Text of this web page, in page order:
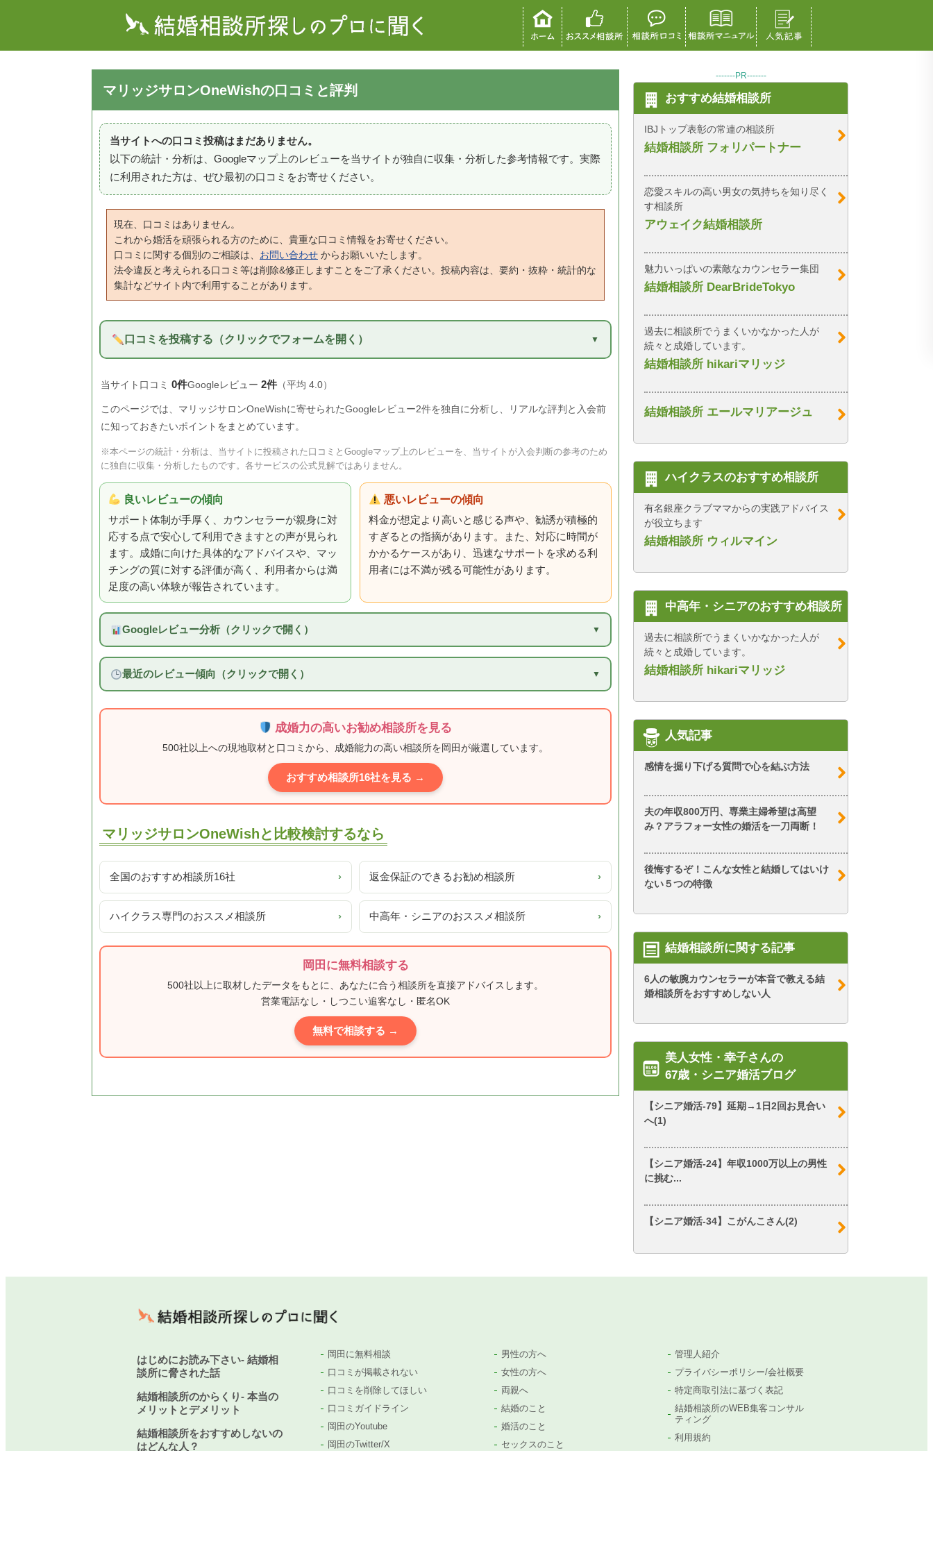
マリッジサロンOneWishの口コミと評判
当サイトへの口コミ投稿はまだありません。
以下の統計・分析は、Googleマップ上のレビューを当サイトが独自に収集・分析した参考情報です。実際
に利用された方は、ぜひ最初の口コミをお寄せください。
現在、口コミはありません。
これから婚活を頑張られる方のために、貴重な口コミ情報をお寄せください。
口コミに関する個別のご相談は、 お問い合わせ からお願いいたします。
法令違反と考えられる口コミ等は削除&修正しますことをご了承ください。投稿内容は、要約・抜粋・統計的な
集計などサイト内で利用することがあります。
口コミを投稿する（クリックでフォームを開く）
当サイト口コミ 0件Googleレビュー 2件 （平均 4.0）
このページでは、マリッジサロンOneWishに寄せられたGoogleレビュー2件を独自に分析し、リアルな評判と入会前
に知っておきたいポイントをまとめています。
※本ページの統計・分析は、当サイトに投稿された口コミとGoogleマップ上のレビューを、当サイトが入会判断の参考のため
に独自に収集・分析したものです。各サービスの公式見解ではありません。
良いレビューの傾向
サポート体制が手厚く、カウンセラーが親身に対
応する点で安心して利用できますとの声が見られ
ます。成婚に向けた具体的なアドバイスや、マッ
チングの質に対する評価が高く、利用者からは満
足度の高い体験が報告されています。
悪いレビューの傾向
料金が想定より高いと感じる声や、勧誘が積極的
すぎるとの指摘があります。また、対応に時間が
かかるケースがあり、迅速なサポートを求める利
用者には不満が残る可能性があります。
Googleレビュー分析（クリックで開く）
最近のレビュー傾向（クリックで開く）
成婚力の高いお勧め相談所を見る
500社以上への現地取材と口コミから、成婚能力の高い相談所を岡田が厳選しています。
おすすめ相談所16社を見る →
マリッジサロンOneWishと比較検討するなら
全国のおすすめ相談所16社 › 返金保証のできるお勧め相談所 ›
ハイクラス専門のおススメ相談所 › 中高年・シニアのおススメ相談所 ›
岡田に無料相談する
500社以上に取材したデータをもとに、あなたに合う相談所を直接アドバイスします。
営業電話なし・しつこい追客なし・匿名OK
無料で相談する →
-------PR-------
おすすめ結婚相談所
IBJトップ表彰の常連の相談所
結婚相談所 フォリパートナー
恋愛スキルの高い男女の気持ちを知り尽く
す相談所
アウェイク結婚相談所
魅力いっぱいの素敵なカウンセラー集団
結婚相談所 DearBrideTokyo
過去に相談所でうまくいかなかった人が
続々と成婚しています。
結婚相談所 hikariマリッジ
結婚相談所 エールマリアージュ
ハイクラスのおすすめ相談所
有名銀座クラブママからの実践アドバイス
が役立ちます
結婚相談所 ウィルマイン
中高年・シニアのおすすめ相談所
過去に相談所でうまくいかなかった人が
続々と成婚しています。
結婚相談所 hikariマリッジ
人気記事
感情を掘り下げる質問で心を結ぶ方法
夫の年収800万円、専業主婦希望は高望
み？アラフォー女性の婚活を一刀両断！
後悔するぞ！こんな女性と結婚してはいけ
ない５つの特徴
結婚相談所に関する記事
6人の敏腕カウンセラーが本音で教える結
婚相談所をおすすめしない人
美人女性・幸子さんの
67歳・シニア婚活ブログ
【シニア婚活-79】延期→1日2回お見合い
へ(1)
【シニア婚活-24】年収1000万以上の男性
に挑む...
【シニア婚活-34】こがんこさん(2)
はじめにお読み下さい- 結婚相
談所に脅された話
結婚相談所のからくり- 本当の
メリットとデメリット
結婚相談所をおすすめしないの
はどんな人？
岡田に無料相談
口コミが掲載されない
口コミを削除してほしい
口コミガイドライン
岡田のYoutube
岡田のTwitter/X
男性の方へ
女性の方へ
両親へ
結婚のこと
婚活のこと
セックスのこと
管理人紹介
プライバシーポリシー/会社概要
特定商取引法に基づく表記
結婚相談所のWEB集客コンサル
ティング
利用規約